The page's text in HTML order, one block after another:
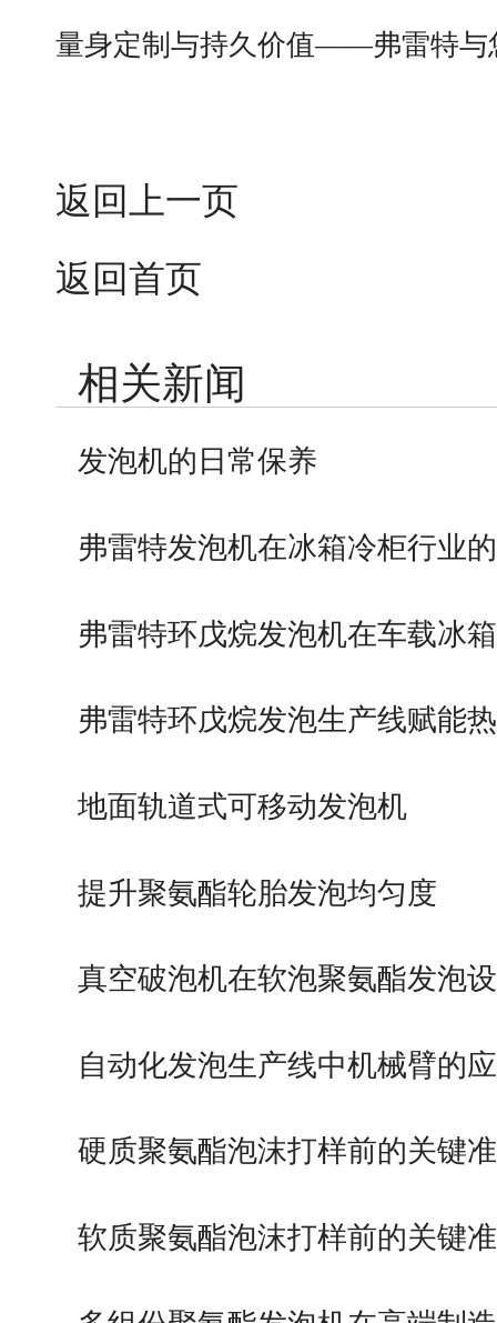
量身定制与持久价值——弗雷特与
返回上一页
返回首页
相关新闻
发泡机的日常保养
弗雷特发泡机在冰箱冷柜行业
弗雷特环戊烷发泡机在车载冰
的应用
弗雷特环戊烷发泡生产线赋能
造
地面轨道式可移动发泡机
提升聚氨酯轮胎发泡均匀度
真空破泡机在软泡聚氨酯发泡
优势作用
自动化发泡生产线中机械臂的
硬质聚氨酯泡沫打样前的关键
软质聚氨酯泡沫打样前的关键